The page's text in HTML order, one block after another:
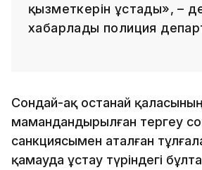
қызметкерін ұстады», –
хабарлады полиция
Сондай-ақ Қостанай
мамандандырылған тергеу
санкциясымен аталған
қамауда ұстау түріндегі